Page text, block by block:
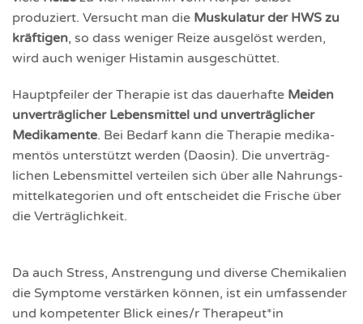
produziert. Versucht man die Muskulatur der HWS zu
kräftigen, so dass weniger Reize ausgelöst werden,
wird auch weniger Histamin ausgeschüttet.
Hauptpfeiler der Therapie ist das dauer­hafte Meiden
unver­träglicher Lebens­mittel und unverträg­licher
Medika­mente. Bei Bedarf kann die Therapie medika­
mentös unterstützt werden (Daosin). Die unverträg­
lichen Lebens­mittel verteilen sich über alle Nahrungs­
mittel­kategorien und oft entscheidet die Frische über
die Verträg­lichkeit.
Da auch Stress, Anstren­gung und diverse Chemi­kalien
die Symptome verstärken können, ist ein umfassender
und kompetenter Blick eines/r Therapeut*in